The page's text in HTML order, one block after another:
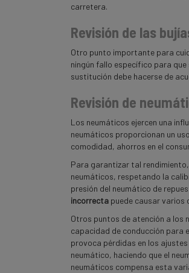
carretera.
Revisión de las
Otro punto importante para
ningún fallo específico para
sustitución debe hacerse de
Revisión de
Los neumáticos ejercen una
neumáticos proporcionan un
comodidad, ahorros en el
Para garantizar tal
neumáticos, respetando la
presión del neumático de
incorrecta puede causar varios
Otros puntos de atención a los
capacidad de conducción para
provoca pérdidas en los
neumático, haciendo que el
neumáticos compensa esta